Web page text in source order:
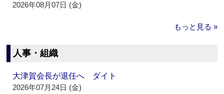
2026年08月07日 (金)
もっと見る »
人事・組織
大津賀会長が退任へ ダイト
2026年07月24日 (金)